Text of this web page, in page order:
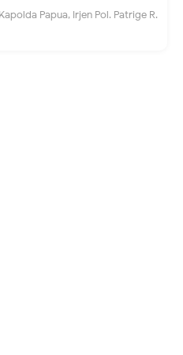
Papua, Irjen Pol. Patrige R.